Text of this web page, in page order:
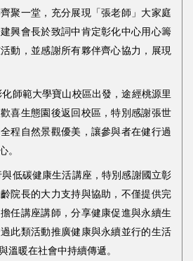
聚一堂，充分展現「張老師」大家庭
興會長於致詞中肯定彰化中心用心籌
動，並感謝所有夥伴齊心協力，展現
師範大學寶山校區出發，途經桃源里
喜生態園後返回校區，特別感謝張世
程自然景觀優美，讓參與者在健行過
。
低碳健康生活講座，特別感謝國立彰
院長的大力支持與協助，不僅提供完
任講座講師，分享健康促進與永續生
此類活動推廣健康與永續並行的生活
溫暖在社會中持續傳遞。